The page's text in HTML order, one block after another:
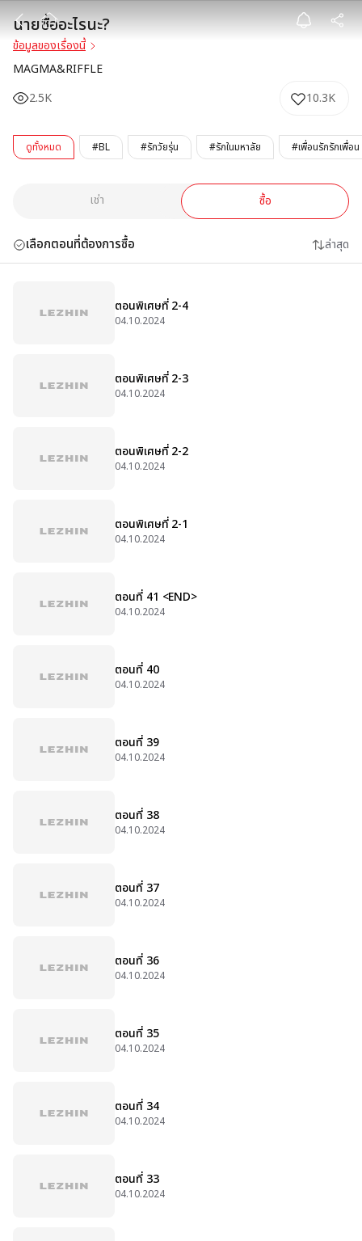
นายชื่ออะไรนะ?
นายชื่ออะไรนะ?
ข้อมูลของเรื่องนี้
MAGMA&RIFFLE
2.5K
10.3K
ดูทั้งหมด #BL #รักวัยรุ่น #รักในมหาลัย #เพื่อนรักรักเพื่อน
เช่า ซื้อ
เลือกตอนที่ต้องการซื้อ ล่าสุด
ตอนพิเศษที่ 2-4
04.10.2024
ตอนพิเศษที่ 2-3
04.10.2024
ตอนพิเศษที่ 2-2
04.10.2024
ตอนพิเศษที่ 2-1
04.10.2024
ตอนที่ 41 <END>
04.10.2024
ตอนที่ 40
04.10.2024
ตอนที่ 39
04.10.2024
ตอนที่ 38
04.10.2024
ตอนที่ 37
04.10.2024
ตอนที่ 36
04.10.2024
ตอนที่ 35
04.10.2024
ตอนที่ 34
04.10.2024
ตอนที่ 33
04.10.2024